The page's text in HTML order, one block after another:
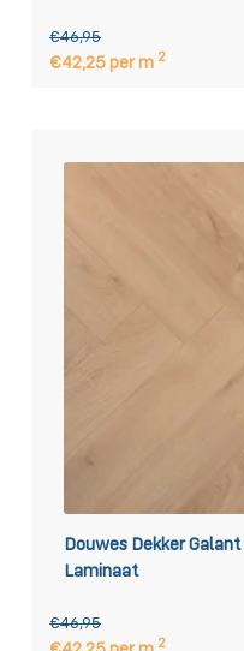
€46,95
€42,25 per m 2
Douwes Dekker
Laminaat
€46,95
2